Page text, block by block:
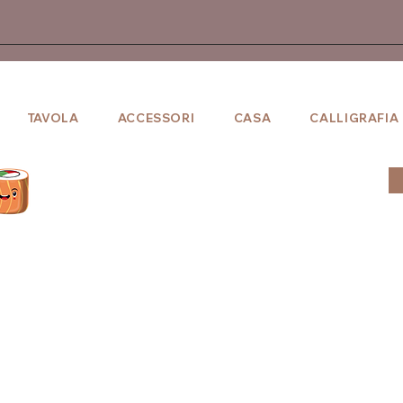
TAVOLA ACCESSORI CASA CALLIGRAFIA